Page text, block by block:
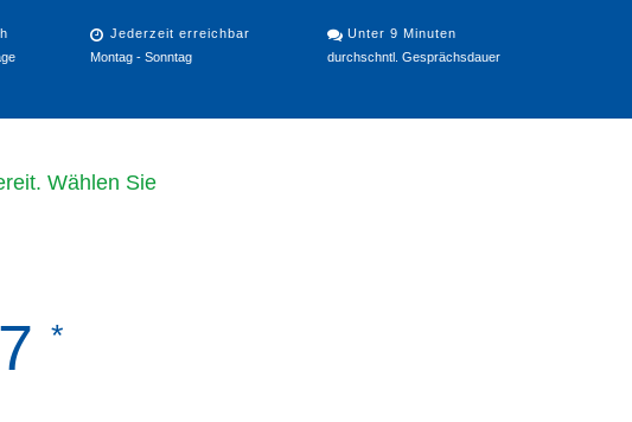
Jederzeit erreichbar
Montag - Sonntag
Unter 9 Minuten
durchschntl. Gesprächsdauer
Wählen Sie
*